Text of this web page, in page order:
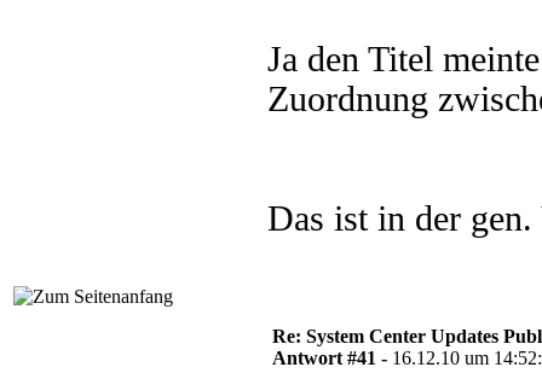
Ja den Titel
Zuordnung
Das ist in der
Re: System Center Updates
Antwort #41 - 16.12.10 um